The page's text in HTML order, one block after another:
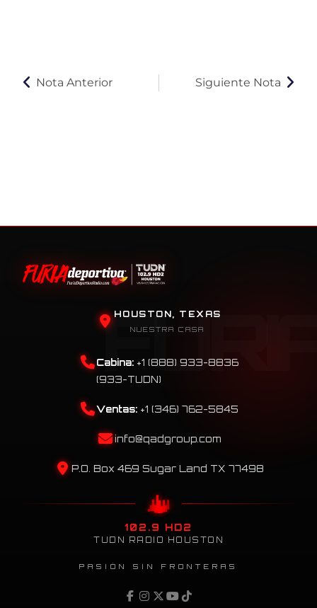
Nota Anterior Siguiente Nota
HOUSTON, TEXAS
NUESTRA CASA
Cabina: +1 (888) 933-8836
(933-TUDN)
Ventas: +1 (346) 762-5845
info@qadgroup.com
P.O. Box 469 Sugar Land TX 77498
102.9 HD2
TUDN RADIO HOUSTON
PASIÓN SIN FRONTERAS